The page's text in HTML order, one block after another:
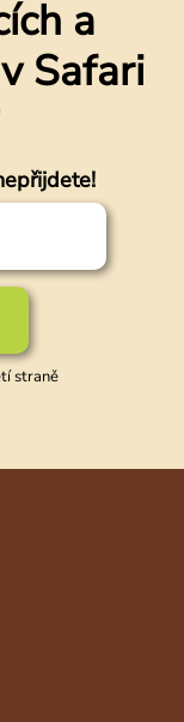
a
Safari
straně